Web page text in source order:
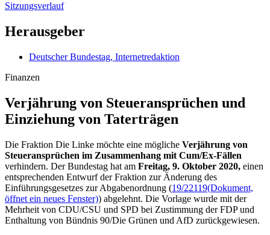
Sitzungsverlauf
Herausgeber
Deutscher Bundestag, Internetredaktion
Finanzen
Verjährung von Steuer­ansprüchen und
Ein­ziehung von Taterträgen
Die Fraktion Die Linke möchte eine mögliche Verjährung von
Steueransprüchen im Zusammenhang mit Cum/Ex-Fällen
verhindern. Der Bundestag hat am Freitag, 9. Oktober 2020, einen
entsprechenden Entwurf der Fraktion zur Änderung des
Einführungsgesetzes zur Abgabenordnung (19/22119(Dokument,
öffnet ein neues Fenster)) abgelehnt. Die Vorlage wurde mit der
Mehrheit von CDU/CSU und SPD bei Zustimmung der FDP und
Enthaltung von Bündnis 90/Die Grünen und AfD zurückgewiesen.